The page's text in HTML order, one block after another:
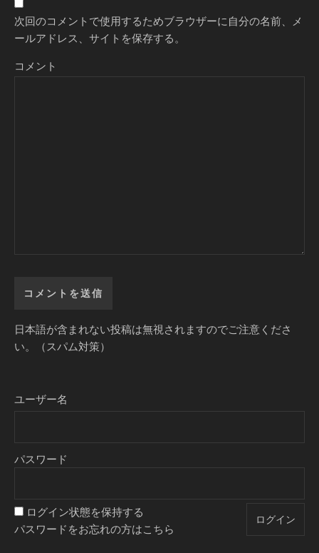
次回のコメントで使用するためブラウザーに自分の名前、メ
ールアドレス、サイトを保存する。
コメント
日本語が含まれない投稿は無視されますのでご注意くださ
い。（スパム対策）
ユーザー名
パスワード
ログイン状態を保持する
パスワードをお忘れの方はこちら